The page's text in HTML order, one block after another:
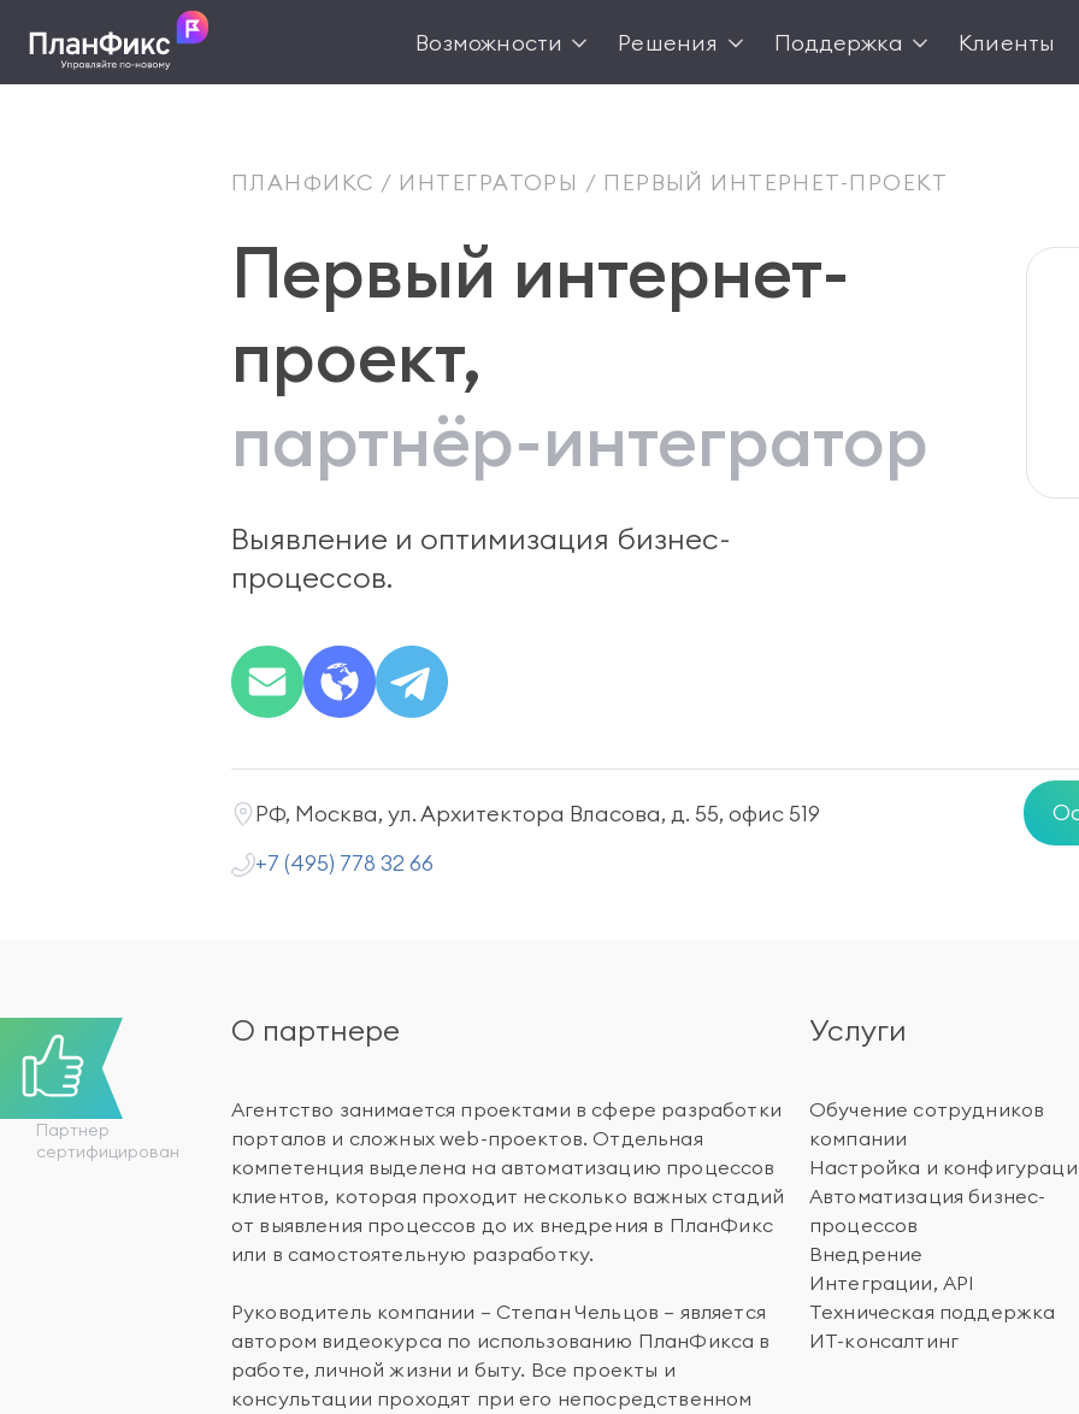
Возможности Решения Поддержка Клиенты
ПЛАНФИКС ИНТЕГРАТОРЫ ПЕРВЫЙ ИНТЕРНЕТ-ПРОЕКТ
Первый интернет-
проект,
партнёр-интегратор
Выявление и оптимизация бизнес-
процессов.
РФ, Москва, ул. Архитектора Власова, д. 55, офис 519
+7 (495) 778 32 66
Партнер
сертифицирован
О партнере
Агентство занимается проектами в сфере разработки
порталов и сложных web-проектов. Отдельная
компетенция выделена на автоматизацию процессов
клиентов, которая проходит несколько важных стадий
от выявления процессов до их внедрения в ПланФикс
или в самостоятельную разработку.
Руководитель компании — Степан Чельцов — является
автором видеокурса по использованию ПланФикса в
работе, личной жизни и быту. Все проекты и
консультации проходят при его непосредственном
Услуги
Обучение сотрудников
компании
Настройка и
Автоматизация бизнес-
процессов
Внедрение
Интеграции, API
Техническая поддержка
ИТ-консалтинг